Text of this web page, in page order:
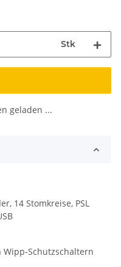
Stk
geladen ...
14 Stomkreise, PSL
Schutzschaltern